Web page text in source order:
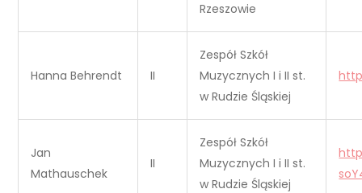
Rzeszowie
Hanna Behrendt II
Zespół Szkół
Muzycznych I i II st.
w Rudzie Śląskiej
Jan
Mathauschek
II
Zespół Szkół
Muzycznych I i II st.
w Rudzie Śląskiej